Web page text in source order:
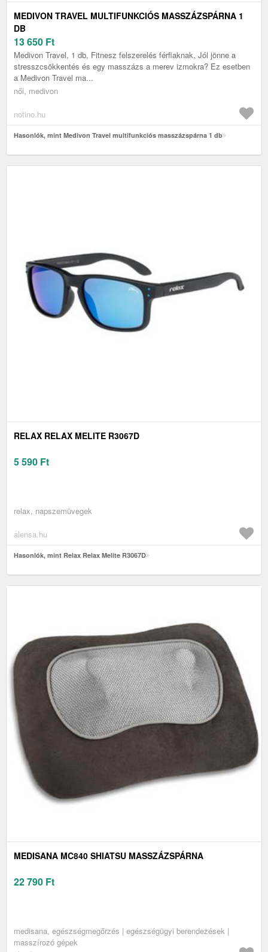
MEDIVON TRAVEL MULTIFUNKCIÓS MASSZÁZSPÁRNA 1
DB
13 650 Ft
Medivon Travel, 1 db, Fitnesz felszerelés férfiaknak, Jól jönne a
stresszcsökkentés és egy masszázs a merev izmokra? Ez esetben
a Medivon Travel ma...
női, medivon
notino.hu
Hasonlók, mint Medivon Travel multifunkciós masszázspárna 1 db
RELAX RELAX MELITE R3067D
5 590 Ft
relax, napszemüvegek
alensa.hu
Hasonlók, mint Relax Relax Melite R3067D
MEDISANA MC840 SHIATSU MASSZÁZSPÁRNA
22 790 Ft
medisana, egészségmegőrzés | egészségügyi berendezések |
masszírozó gépek